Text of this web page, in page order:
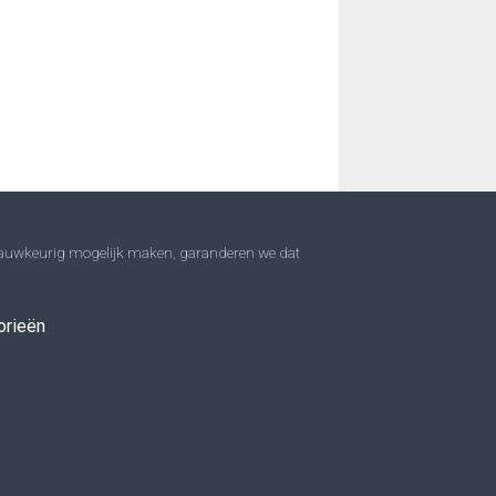
mogelijk maken, garanderen we dat